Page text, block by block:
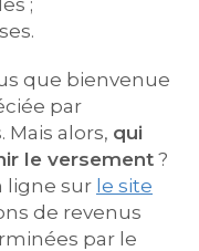
;
que bienvenue
par
Mais alors, qui
le versement ?
ligne sur le site
de revenus
par le